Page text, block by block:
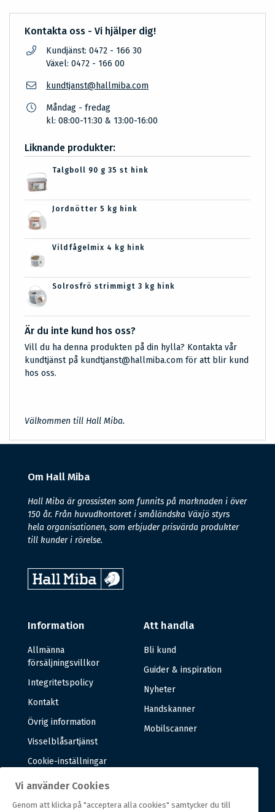
Kontakta oss - Vi hjälper dig!
Kundjänst: 0472 - 166 30
Växel: 0472 - 166 00
kundtjanst@hallmiba.com
Måndag - fredag
kl: 08:00-11:30 & 13:00-16:00
Liknande produkter:
Talgboll 90 g 35 st hink
Jordnötter 5 kg hink
Vildfågelmix 4 kg hink
Solrosfrö strimmigt 3 kg hink
Är du inte kund hos oss?
Vill du ha denna produkten på din hylla? Kontakta vår
kundtjänst på kundtjanst@hallmiba.com för att blir kund
hos oss.
Välkommen till Hall Miba.
Om Hall Miba
Hall Miba är grossisten som funnits på marknaden i över
150 år. Från huvudkontoret i småländska Växjö styrs
hela organisationen, som erbjuder prisvärda produkter
till kunder i rörelse.
Information
Allmänna
försäljningsvillkor
Integritetspolicy
Kontakt
Övrig information
Visselblåsartjänst
Cookie-inställningar
Att handla
Bli kund
Guider & inspiration
Nyheter
Handskanner
Mobilscanner
Vi använder Cookies
Genom att klicka på "acceptera alla cookies" samtycker du till